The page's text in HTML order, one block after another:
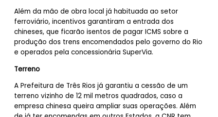
Além da mão de obra local já habituada ao setor
ferroviário, incentivos garantiram a entrada dos
chineses, que ficarão isentos de pagar ICMS sobre a
produção dos trens encomendados pelo governo do Rio
e operados pela concessionária SuperVia.
Terreno
A Prefeitura de Três Rios já garantiu a cessão de um
terreno vizinho de 12 mil metros quadrados, caso a
empresa chinesa queira ampliar suas operações. Além